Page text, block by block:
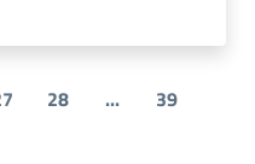
28 ... 39